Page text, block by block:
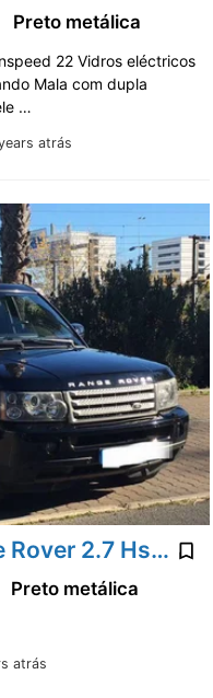
atrás
Preto metálica
22 Vidros eléctricos
Mala com dupla
…
2006' Land Rover Range Rover 2.7 Hse Sport
atrás
Preto metálica